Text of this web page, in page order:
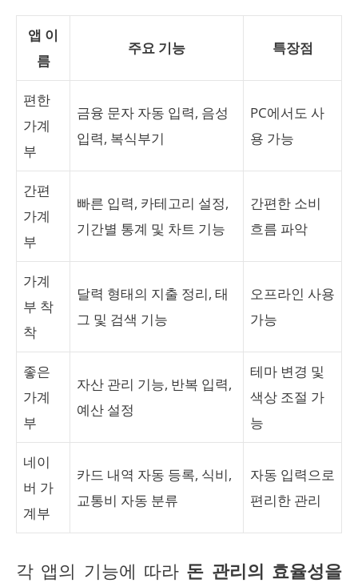
앱 이
름
주요 기능 특장점
편한
가계
부
금융 문자 자동 입력, 음성
입력, 복식부기
PC에서도 사
용 가능
간편
가계
부
빠른 입력, 카테고리 설정,
기간별 통계 및 차트 기능
간편한 소비
흐름 파악
가계
부 착
착
달력 형태의 지출 정리, 태
그 및 검색 기능
오프라인 사용
가능
좋은
가계
부
자산 관리 기능, 반복 입력,
예산 설정
테마 변경 및
색상 조절 가
능
네이
버 가
계부
카드 내역 자동 등록, 식비,
교통비 자동 분류
자동 입력으로
편리한 관리
각 앱의 기능에 따라 돈 관리의 효율성을